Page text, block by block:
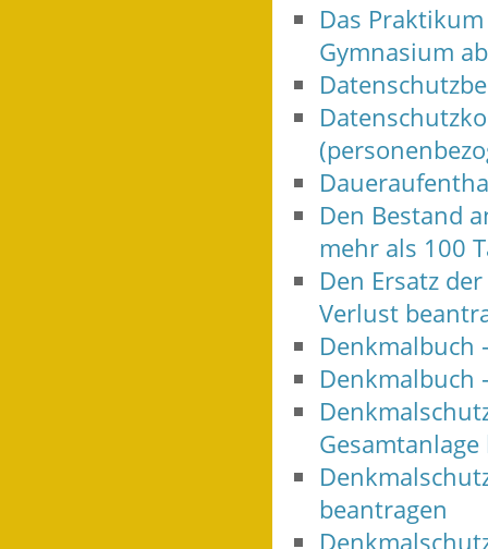
Das
Gymnasium
Den Bestand
mehr als 100
Den Ersatz
Verlust
Denkmalbuch
Denkmalbuch
beantragen